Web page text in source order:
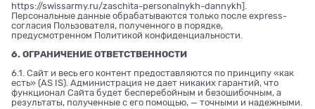
https://swissarmy.ru/zaschita-personalnykh-dannykh].
Персональные данные обрабатываются только после express-
согласия Пользователя, полученного в порядке,
предусмотренном Политикой конфиденциальности.
6. ОГРАНИЧЕНИЕ ОТВЕТСТВЕННОСТИ
6.1. Сайт и весь его контент предоставляются по принципу «как
есть» (AS IS). Администрация не дает никаких гарантий, что
функционал Сайта будет бесперебойным и безошибочным, а
результаты, полученные с его помощью, — точными и надежными.